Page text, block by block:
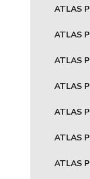
ATLAS
ATLAS
ATLAS
ATLAS
ATLAS
ATLAS
ATLAS